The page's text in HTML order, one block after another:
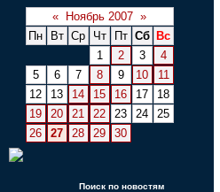
« Ноябрь 2007 »
Пн
Вт Ср Чт Пт Сб
Вс
1
2 3
4
5
6 7 8 9 10
11
12
13 14 15 16 17
18
19
20 21 22 23 24
25
26
27 28 29 30
Поиск по новостям